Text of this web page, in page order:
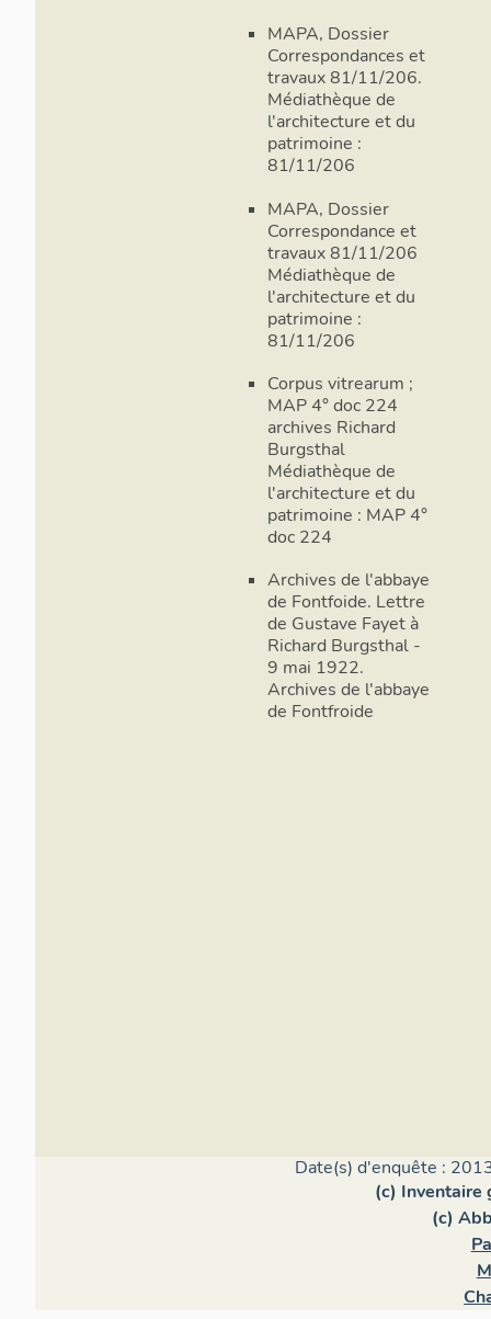
MAPA, Dossier
Correspondances et
travaux 81/11/206.
Médiathèque de
l'architecture et du
patrimoine :
81/11/206
MAPA, Dossier
Correspondance et
travaux 81/11/206
Médiathèque de
l'architecture et du
patrimoine :
81/11/206
Corpus vitrearum ;
MAP 4° doc 224
archives Richard
Burgsthal
Médiathèque de
l'architecture et du
patrimoine : MAP 4°
doc 224
Archives de l'abbaye
de Fontfoide. Lettre
de Gustave Fayet à
Richard Burgsthal -
9 mai 1922.
Archives de l'abbaye
de Fontfroide
Date(s) d'enquête :
(c) Inventaire
(c)